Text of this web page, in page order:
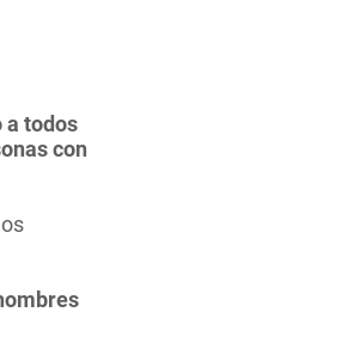
a todos
con